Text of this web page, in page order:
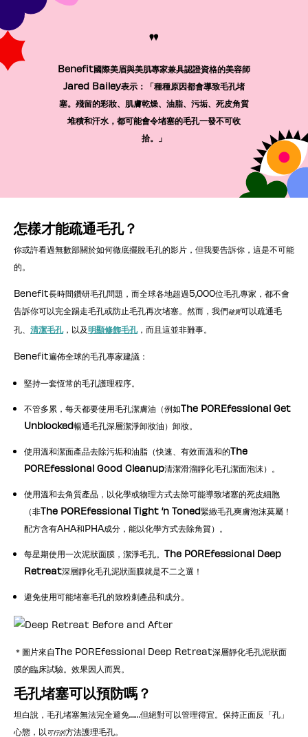
"
Benefit國際美眉與美肌專家兼具認證資格的美容師
Jared Bailey表示：「種種原因都會導致毛孔堵
塞。殘留的彩妝、肌膚乾燥、油脂、污垢、死皮角質
堆積和汗水，都可能會令堵塞的毛孔一發不可收
拾。」
怎樣才能疏通毛孔？
你或許看過無數部關於如何徹底擺脫毛孔的影片，但我要告訴你，這是不可能
的。
Benefit長時間鑽研毛孔問題，而全球各地超過5,000位毛孔專家，都不會
告訴你可以完全踢走毛孔或防止毛孔再次堵塞。然而，我們確實可以疏通毛
孔、 清潔毛孔，以及明顯修飾毛孔，而且這並非難事。
Benefit遍佈全球的毛孔專家建議：
堅持一套恆常的毛孔護理程序。
不管多累，每天都要使用毛孔潔膚油（例如The POREfessional Get
Unblocked暢通毛孔深層潔淨卸妝油）卸妝。
使用溫和潔面產品去除污垢和油脂（快速、有效而溫和的The
POREfessional Good Cleanup清潔滑溜靜化毛孔潔面泡沫）。
使用溫和去角質產品，以化學或物理方式去除可能導致堵塞的死皮細胞
（非The POREfessional Tight ‘n Toned緊緻毛孔爽膚泡沫莫屬！
配方含有AHA和PHA成分，能以化學方式去除角質）。
每星期使用一次泥狀面膜，潔淨毛孔。 The POREfessional Deep
Retreat深層靜化毛孔泥狀面膜就是不二之選！
避免使用可能堵塞毛孔的致粉刺產品和成分。
＊圖片來自The POREfessional Deep Retreat深層靜化毛孔泥狀面
膜的臨床試驗。效果因人而異。
毛孔堵塞可以預防嗎？
坦白說，毛孔堵塞無法完全避免……但絕對可以管理得宜。保持正面反「孔」
心態，以可行的方法護理毛孔。